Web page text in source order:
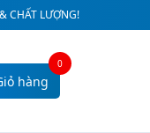
CHẤT LƯỢNG!
hàng
0